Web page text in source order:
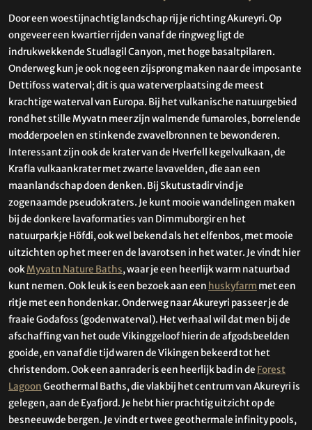
Door een woestijnachtig landschap rij je richting Akureyri. Op
ongeveer een kwartier rijden vanaf de ringweg ligt de
indrukwekkende Studlagil Canyon, met hoge basaltpilaren.
Onderweg kun je ook nog een zijsprong maken naar de imposante
Dettifoss waterval; dit is qua waterverplaatsing de meest
krachtige waterval van Europa. Bij het vulkanische natuurgebied
rond het stille Myvatn meer zijn walmende fumaroles, borrelende
modderpoelen en stinkende zwavelbronnen te bewonderen.
Interessant zijn ook de krater van de Hverfell kegelvulkaan, de
Krafla vulkaankrater met zwarte lavavelden, die aan een
maanlandschap doen denken. Bij Skutustadir vind je
zogenaamde pseudokraters. Je kunt mooie wandelingen maken
bij de donkere lavaformaties van Dimmuborgir en het
natuurparkje Höfdi, ook wel bekend als het elfenbos, met mooie
uitzichten op het meer en de lavarotsen in het water. Je vindt hier
ookMyvatn Nature Baths, waar je een heerlijk warm natuurbad
kunt nemen. Ook leuk is een bezoek aan een huskyfarm met een
ritje met een hondenkar. Onderweg naar Akureyri passeer je de
fraaie Godafoss (godenwaterval). Het verhaal wil dat men bij de
afschaffing van het oude Vikinggeloof hierin de afgodsbeelden
gooide, en vanaf die tijd waren de Vikingen bekeerd tot het
christendom. Ook een aanrader is een heerlijk bad in de Forest
LagoonGeothermal Baths, die vlakbij het centrum van Akureyri is
gelegen, aan de Eyafjord. Je hebt hier prachtig uitzicht op de
besneeuwde bergen. Je vindt er twee geothermale infinity pools,